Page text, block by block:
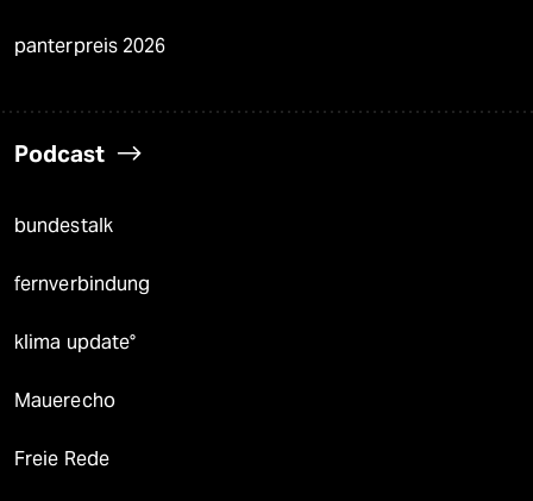
panterpreis 2026
Podcast
bundestalk
fernverbindung
klima update°
Mauerecho
Freie Rede